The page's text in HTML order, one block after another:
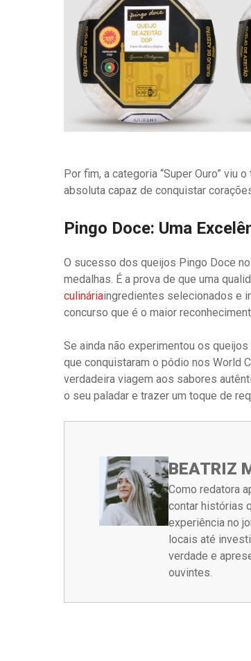
Por fim, a categoria “Super Ouro” viu
absoluta capaz de conquistar
Pingo Doce: Uma
O sucesso dos queijos Pingo Doce
medalhas. É a prova de que uma
culináriaingredientes selecionados e
concurso que é o maior
Se ainda não experimentou os
que conquistaram o pódio nos World
verdadeira viagem aos sabores
o seu paladar e trazer um toque de
BEATRIZ
Como redatora
contar histórias
experiência no
locais até
verdade e
ouvintes.